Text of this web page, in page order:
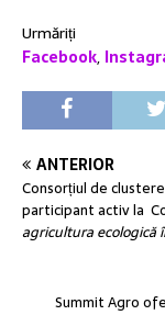
Facebook,
ANTERIOR
Consorțiul de
participant activ la
agricultura ecologică
Summit Agro